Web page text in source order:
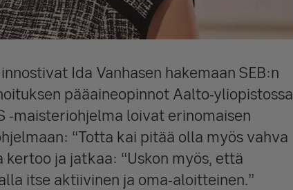
Ida Vanhasen hakemaan SEB:n
pääaineopinnot Aalto-yliopistossa
-maisteriohjelma loivat erinomaisen
“Totta kai pitää olla myös vahva
ja jatkaa: “Uskon myös, että
itse aktiivinen ja oma-aloitteinen.”